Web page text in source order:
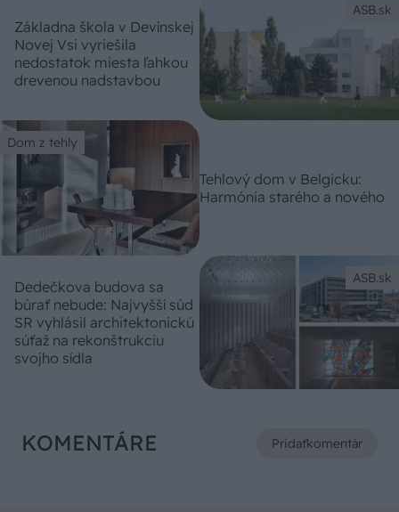
ASB.sk
Základna škola v Devínskej
Novej Vsi vyriešila
nedostatok miesta ľahkou
drevenou nadstavbou
Dom z tehly
Tehlový dom v Belgicku:
Harmónia starého a nového
ASB.sk
Dedečkova budova sa
búrať nebude: Najvyšší súd
SR vyhlásil architektonickú
súťaž na rekonštrukciu
svojho sídla
KOMENTÁRE Pridaťkomentár